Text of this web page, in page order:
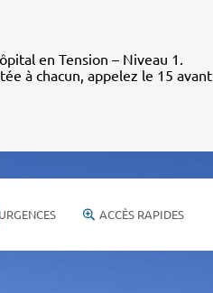
en Tension – Niveau 1.
à chacun, appelez le 15 avant
URGENCES ACCÈS RAPIDES